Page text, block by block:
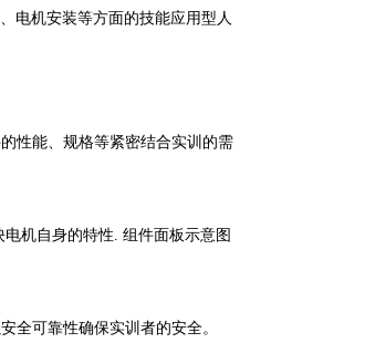
电机安装等方面的技能应用型人
的性能、规格等紧密结合实训的需
电机自身的特性. 组件面板示意图
全可靠性确保实训者的安全。